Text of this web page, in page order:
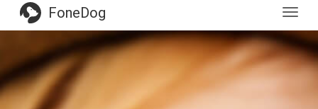
FoneDog